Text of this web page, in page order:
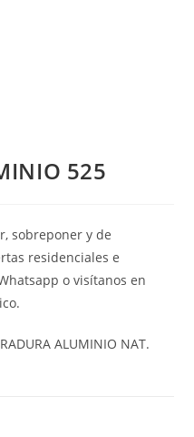
525
sobreponer y de
residenciales e
o visítanos en
ALUMINIO NAT.